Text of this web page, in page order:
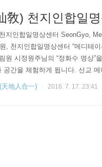
敎) 천지인합일
지인합일명상센터 SeonGyo,
, 천지인합일명상센터 “메디테
원 시정원주님의 “정화수 명상
공간을 체험하게 됩니다. 선교
지를 스스로 내면화하는 선교(仙
地人合一) 2016. 7. 17. 23:41